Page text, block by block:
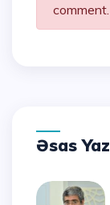
comment.
Əsas